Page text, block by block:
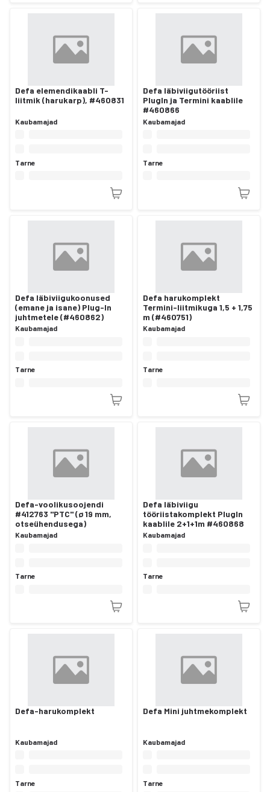
Defa elemendikaabli T-
liitmik (harukarp), #460831
Kaubamajad
Tarne
Defa läbiviigutööriist
PlugIn ja Termini kaablile
#460866
Kaubamajad
Tarne
Defa läbiviigukoonused
(emane ja isane) Plug-In
juhtmetele (#460862)
Kaubamajad
Tarne
Defa harukomplekt
Termini-liitmikuga 1,5 + 1,75
m (#460751)
Kaubamajad
Tarne
Defa-voolikusoojendi
#412763 "PTC" (ø 19 mm,
otseühendusega)
Kaubamajad
Tarne
Defa läbiviigu
tööriistakomplekt PlugIn
kaablile 2+1+1m #460868
Kaubamajad
Tarne
Defa-harukomplekt
Kaubamajad
Tarne
Defa Mini juhtmekomplekt
Kaubamajad
Tarne